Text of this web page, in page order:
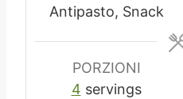
t
Antipasto, Snack
PORZIONI
4 servings